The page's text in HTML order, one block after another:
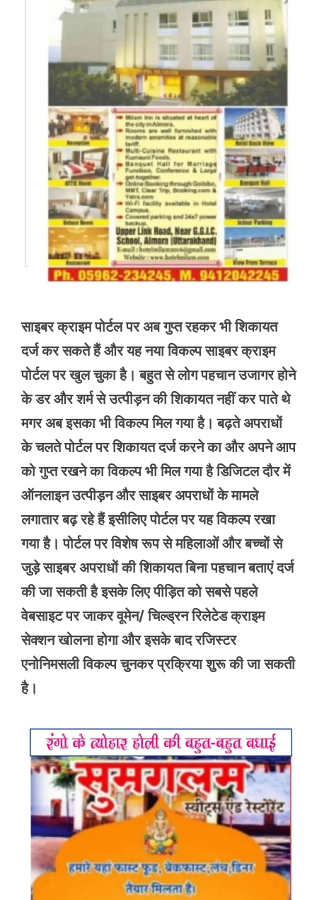
साइबर क्राइम पोर्टल पर अब गुप्त रहकर भी शिकायत
दर्ज कर सकते हैं और यह नया विकल्प साइबर क्राइम
पोर्टल पर खुल चुका है। बहुत से लोग पहचान उजागर होने
के डर और शर्म से उत्पीड़न की शिकायत नहीं कर पाते थे
मगर अब इसका भी विकल्प मिल गया है। बढ़ते अपराधों
के चलते पोर्टल पर शिकायत दर्ज करने का और अपने आप
को गुप्त रखने का विकल्प भी मिल गया है डिजिटल दौर में
ऑनलाइन उत्पीड़न और साइबर अपराधों के मामले
लगातार बढ़ रहे हैं इसीलिए पोर्टल पर यह विकल्प रखा
गया है। पोर्टल पर विशेष रूप से महिलाओं और बच्चों से
जुड़े साइबर अपराधों की शिकायत बिना पहचान बताएं दर्ज
की जा सकती है इसके लिए पीड़ित को सबसे पहले
वेबसाइट पर जाकर वूमेन/ चिल्ड्रन रिलेटेड क्राइम
सेक्शन खोलना होगा और इसके बाद रजिस्टर
एनोनिमसली विकल्प चुनकर प्रक्रिया शुरू की जा सकती
है।